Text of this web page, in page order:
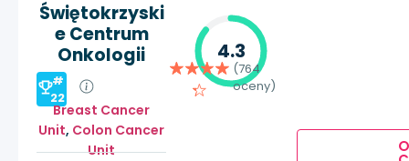
Świętokrzyski
e Centrum
Onkologii
#
22
Breast Cancer
Unit, Colon Cancer
Unit
4.3
(764
oceny)
O